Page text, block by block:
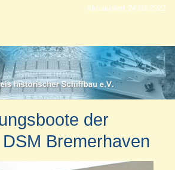
Aktualisiert 24.08.2022
der
Bremerhaven